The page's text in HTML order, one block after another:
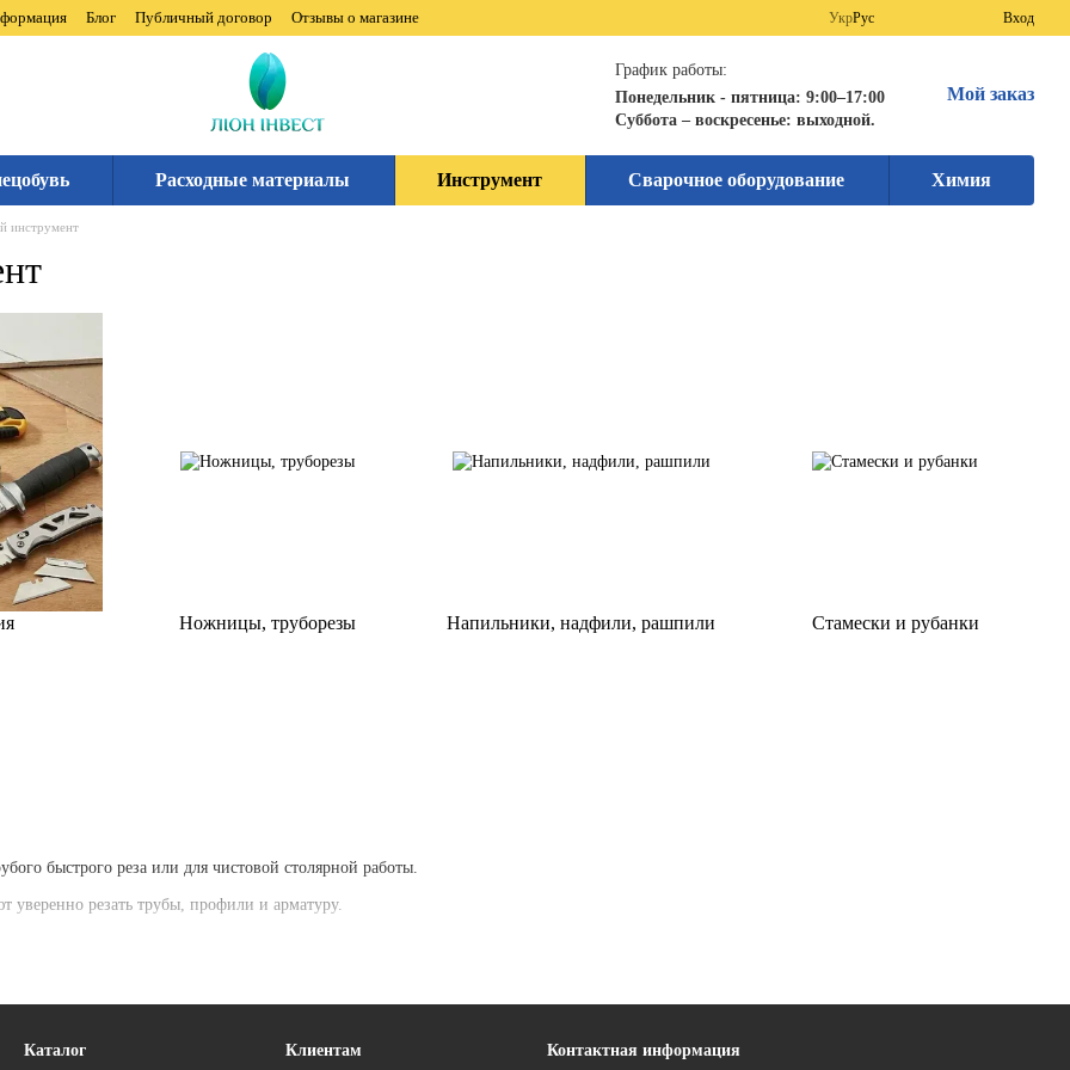
Блог Публичный договор Отзывы о магазине УкрРус Вход
График работы:
Понедельник - пятница: 9:00–17:00
Суббота – воскресенье: выходной.
Мой заказ
Расходные материалы Инструмент Сварочное оборудование Химия
инструмент
быстрого реза или для чистовой столярной работы.
уверенно резать трубы, профили и арматуру.
в листовой стали без деформации края.
Ножницы, труборезы Напильники, надфили, рашпили Стамески и рубанки
Каталог Клиентам Контактная информация